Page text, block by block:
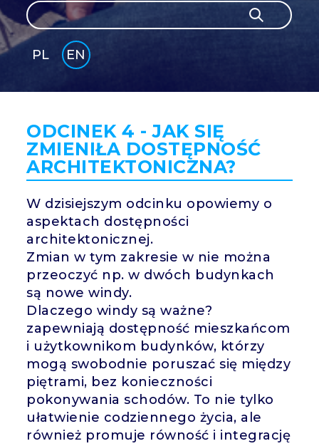
Search
Search
PL
EN
GLI
SH
ODCINEK 4 - JAK SIĘ
ZMIENIŁA DOSTĘPNOŚĆ
ARCHITEKTONICZNA?
W dzisiejszym odcinku opowiemy o
aspektach dostępności
architektonicznej.
Zmian w tym zakresie w nie można
przeoczyć np. w dwóch budynkach
są nowe windy.
Dlaczego windy są ważne?
zapewniają dostępność mieszkańcom
i użytkownikom budynków, którzy
mogą swobodnie poruszać się między
piętrami, bez konieczności
pokonywania schodów. To nie tylko
ułatwienie codziennego życia, ale
również promuje równość i integrację